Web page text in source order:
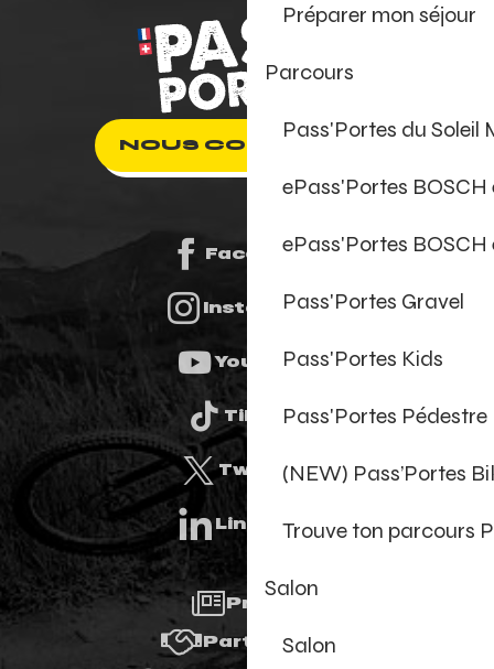
Préparer mon séjour
Parcours
Pass'Portes du Soleil
ePass'Portes
ePass'Portes
Pass'Portes Gravel
Pass'Portes Kids
Pass'Portes Pédestre
(NEW) Pass’Portes
Trouve ton parcours
Salon
Salon
NOUS CONTACTER
Facebook
Instagram
Youtube
Tiktok
Twitter
Linkedin
Presse
Partenaires